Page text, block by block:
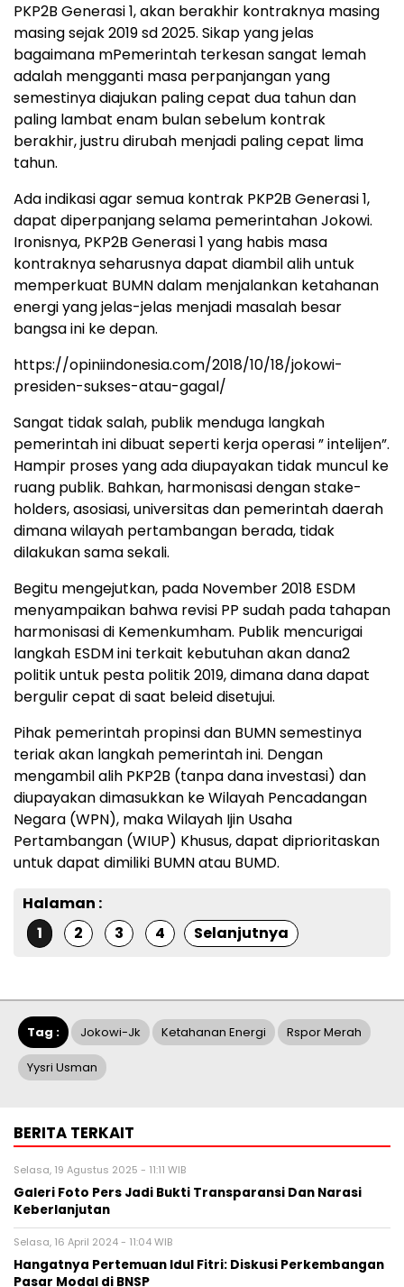
PKP2B Generasi 1, akan berakhir kontraknya masing
masing sejak 2019 sd 2025. Sikap yang jelas
bagaimana mPemerintah terkesan sangat lemah
adalah mengganti masa perpanjangan yang
semestinya diajukan paling cepat dua tahun dan
paling lambat enam bulan sebelum kontrak
berakhir, justru dirubah menjadi paling cepat lima
tahun.
Ada indikasi agar semua kontrak PKP2B Generasi 1,
dapat diperpanjang selama pemerintahan Jokowi.
Ironisnya, PKP2B Generasi 1 yang habis masa
kontraknya seharusnya dapat diambil alih untuk
memperkuat BUMN dalam menjalankan ketahanan
energi yang jelas-jelas menjadi masalah besar
bangsa ini ke depan.
https://opiniindonesia.com/2018/10/18/jokowi-
presiden-sukses-atau-gagal/
Sangat tidak salah, publik menduga langkah
pemerintah ini dibuat seperti kerja operasi ” intelijen”.
Hampir proses yang ada diupayakan tidak muncul ke
ruang publik. Bahkan, harmonisasi dengan stake-
holders, asosiasi, universitas dan pemerintah daerah
dimana wilayah pertambangan berada, tidak
dilakukan sama sekali.
Begitu mengejutkan, pada November 2018 ESDM
menyampaikan bahwa revisi PP sudah pada tahapan
harmonisasi di Kemenkumham. Publik mencurigai
langkah ESDM ini terkait kebutuhan akan dana2
politik untuk pesta politik 2019, dimana dana dapat
bergulir cepat di saat beleid disetujui.
Pihak pemerintah propinsi dan BUMN semestinya
teriak akan langkah pemerintah ini. Dengan
mengambil alih PKP2B (tanpa dana investasi) dan
diupayakan dimasukkan ke Wilayah Pencadangan
Negara (WPN), maka Wilayah Ijin Usaha
Pertambangan (WIUP) Khusus, dapat diprioritaskan
untuk dapat dimiliki BUMN atau BUMD.
Halaman :
1
2 3 4 Selanjutnya
Tag : Jokowi-Jk Ketahanan Energi Rspor Merah
Yysri Usman
BERITA TERKAIT
Selasa, 19 Agustus 2025 - 11:11 WIB
Galeri Foto Pers Jadi Bukti Transparansi Dan Narasi
Keberlanjutan
Selasa, 16 April 2024 - 11:04 WIB
Hangatnya Pertemuan Idul Fitri: Diskusi Perkembangan
Pasar Modal di BNSP